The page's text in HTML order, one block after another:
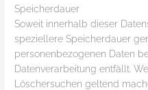
Speicherdauer
Soweit innerhalb dieser
speziellere Speicherdauer
personenbezogenen Daten
Datenverarbeitung entfällt.
Löschersuchen geltend